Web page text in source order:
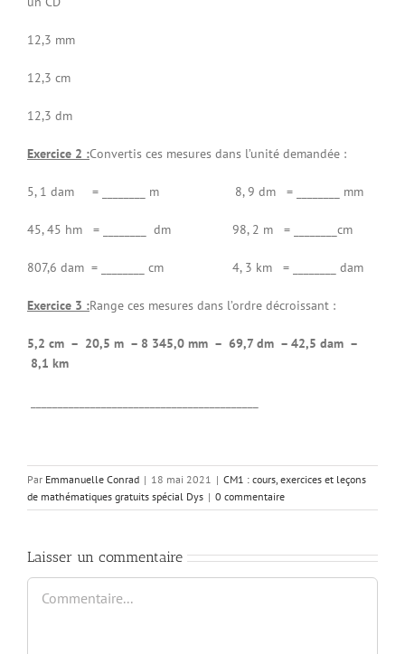
12,3 mm
12,3 cm
12,3 dm
Exercice 2 :Convertis ces mesures dans l’unité demandée :
5, 1 dam = ________ m 8, 9 dm = ________ mm
45, 45 hm = ________ dm 98, 2 m = ________cm
807,6 dam = ________ cm 4, 3 km = ________ dam
Exercice 3 :Range ces mesures dans l’ordre décroissant :
5,2 cm – 20,5 m – 8 345,0 mm – 69,7 dm – 42,5 dam –
8,1 km
Par Emmanuelle Conrad | 18 mai 2021 | CM1 : cours, exercices et leçons
de mathématiques gratuits spécial Dys | 0 commentaire
Laisser un commentaire
Commentaire